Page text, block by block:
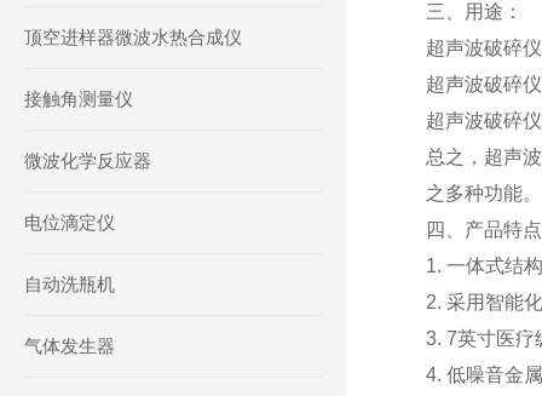
三、用途：
超声波破碎
超声波破碎
超声波破碎
总之，超声
之多种功能。
四、产品特
1. 一体式结
2. 采用智能
3. 7英寸医疗
4. 低噪音金
顶空进样器微波水热合成仪
接触角测量仪
微波化学反应器
电位滴定仪
自动洗瓶机
气体发生器